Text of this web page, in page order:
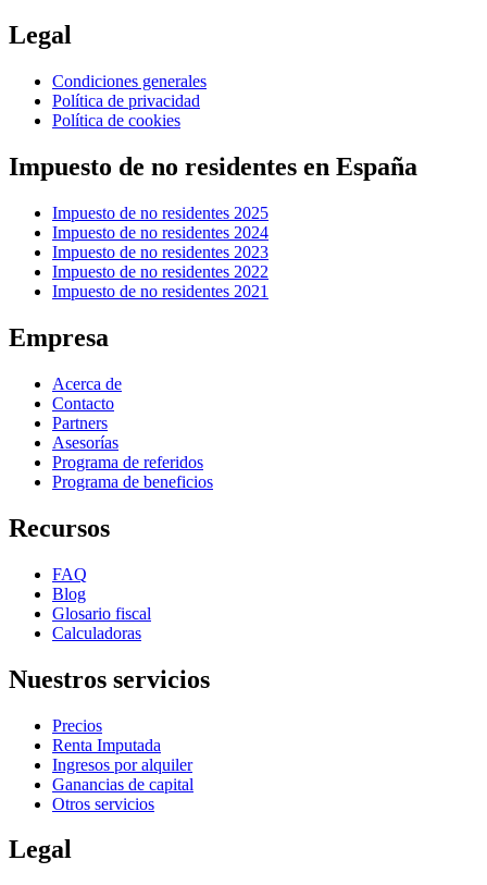
Legal
Condiciones generales
Política de privacidad
Política de cookies
Impuesto de no residentes en España
Impuesto de no residentes 2025
Impuesto de no residentes 2024
Impuesto de no residentes 2023
Impuesto de no residentes 2022
Impuesto de no residentes 2021
Empresa
Acerca de
Contacto
Partners
Asesorías
Programa de referidos
Programa de beneficios
Recursos
FAQ
Blog
Glosario fiscal
Calculadoras
Nuestros servicios
Precios
Renta Imputada
Ingresos por alquiler
Ganancias de capital
Otros servicios
Legal